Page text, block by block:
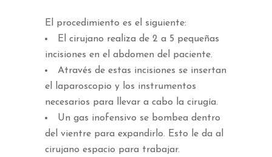
El procedimiento es el siguiente:
El cirujano realiza de 2 a 5 pequeñas
incisiones en el abdomen del paciente.
Através de estas incisiones se insertan
el laparoscopio y los instrumentos
necesarios para llevar a cabo la cirugía.
Un gas inofensivo se bombea dentro
del vientre para expandirlo. Esto le da al
cirujano espacio para trabajar.